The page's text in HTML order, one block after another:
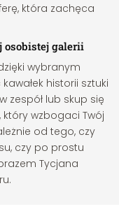
która zachęca
osobistej galerii
wybranym
historii sztuki
zespół lub skup się
wzbogaci Twój
od tego, czy
czy po prostu
Tycjana